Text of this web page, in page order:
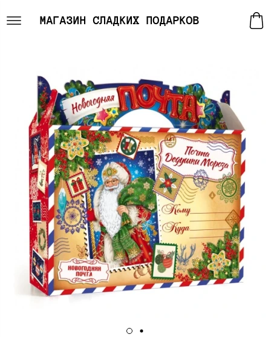
МАГАЗИН СЛАДКИХ ПОДАРКОВ